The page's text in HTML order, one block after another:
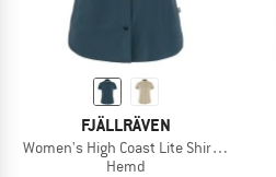
FJÄLLRÄVEN
Women's High Coast Lite Shirt S/S
Hemd